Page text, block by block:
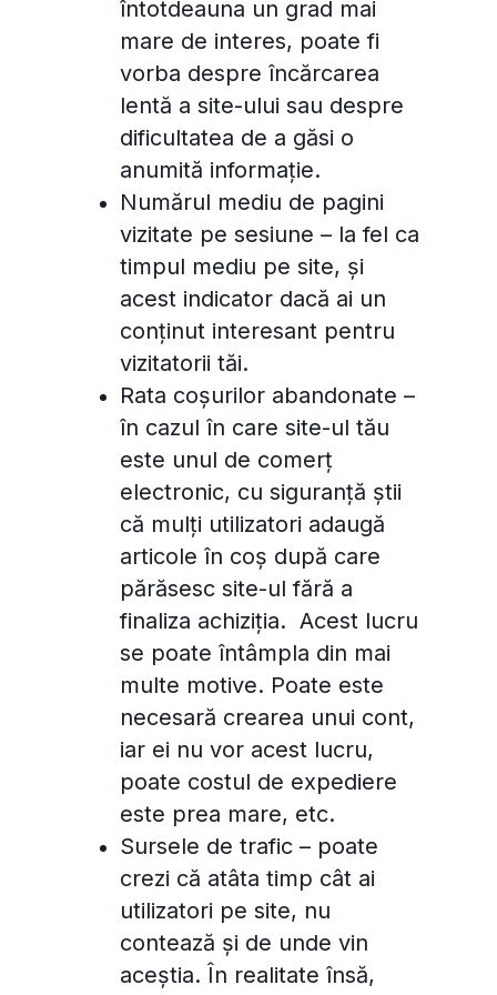
întotdeauna un grad mai
mare de interes, poate fi
vorba despre încărcarea
lentă a site-ului sau despre
dificultatea de a găsi o
anumită informație.
Numărul mediu de pagini
vizitate pe sesiune – la fel ca
timpul mediu pe site, și
acest indicator dacă ai un
conținut interesant pentru
vizitatorii tăi.
Rata coșurilor abandonate –
în cazul în care site-ul tău
este unul de comerț
electronic, cu siguranță știi
că mulți utilizatori adaugă
articole în coș după care
părăsesc site-ul fără a
finaliza achiziția. Acest lucru
se poate întâmpla din mai
multe motive. Poate este
necesară crearea unui cont,
iar ei nu vor acest lucru,
poate costul de expediere
este prea mare, etc.
Sursele de trafic – poate
crezi că atâta timp cât ai
utilizatori pe site, nu
contează și de unde vin
aceștia. În realitate însă,